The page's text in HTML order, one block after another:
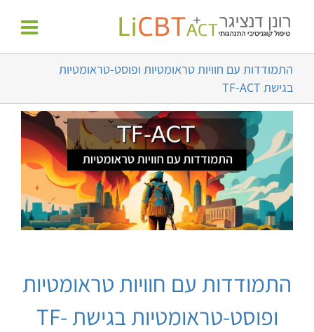
לתוכן
התמודדות עם חוויות טראומטיות ופוסט-טראומטיות
בגישת TF-ACT
התמודדות עם חוויות טראומטיות
ופוסט-טראומטיות בגישת TF-